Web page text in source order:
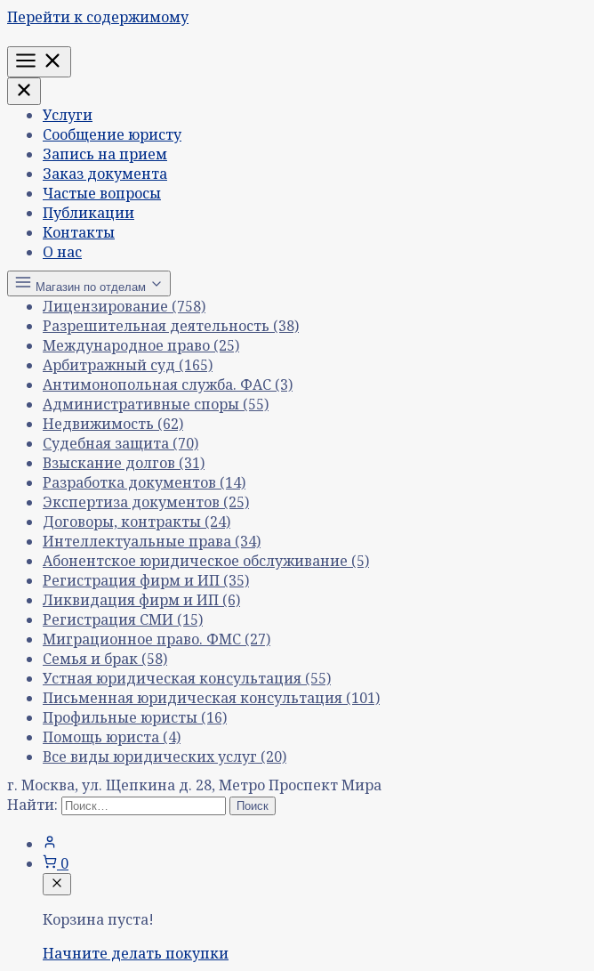
Перейти к содержимому
Меню
Услуги
Сообщение юристу
Запись на прием
Заказ документа
Частые вопросы
Публикации
Контакты
О нас
Магазин по отделам
Лицензирование (758)
Разрешительная деятельность (38)
Международное право (25)
Арбитражный суд (165)
Антимонопольная служба. ФАС (3)
Административные споры (55)
Недвижимость (62)
Судебная защита (70)
Взыскание долгов (31)
Разработка документов (14)
Экспертиза документов (25)
Договоры, контракты (24)
Интеллектуальные права (34)
Абонентское юридическое обслуживание (5)
Регистрация фирм и ИП (35)
Ликвидация фирм и ИП (6)
Регистрация СМИ (15)
Миграционное право. ФМС (27)
Семья и брак (58)
Устная юридическая консультация (55)
Письменная юридическая консультация (101)
Профильные юристы (16)
Помощь юриста (4)
Все виды юридических услуг (20)
г. Москва, ул. Щепкина д. 28, Метро Проспект Мира
Найти:
0
Корзина пуста!
Начните делать покупки